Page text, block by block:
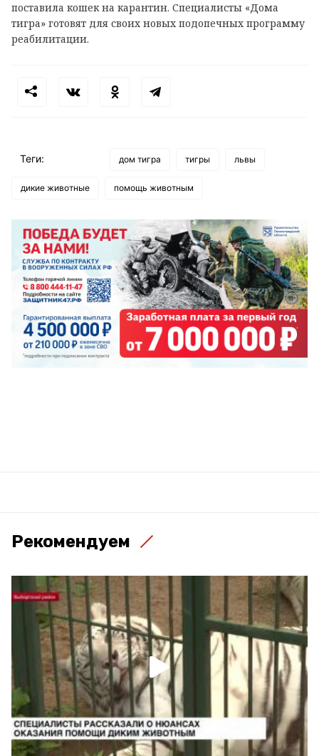
поставила кошек на карантин. Специалисты «Дома
тигра» готовят для своих новых подопечных программу
реабилитации.
Теги: дом тигра тигры львы
дикие животные помощь животным
Рекомендуем